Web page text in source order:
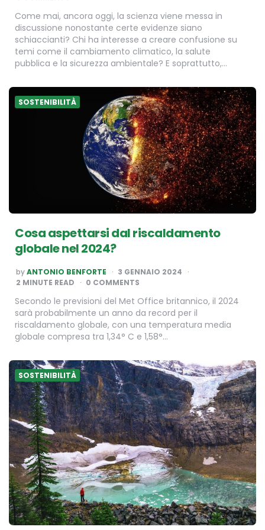
Come mai, ancora oggi, la scienza viene messa in
discussione nonostante certe evidenze siano
schiaccianti? Chi ha interesse a creare confusione su
temi come il cambiamento climatico, la salute
pubblica e la sicurezza ambientale? E soprattutto,…
SOSTENIBILITÀ
Cosa aspettarsi dal riscaldamento
globale nel 2024?
POSTED
BY
byANTONIO BENFORTE
3 GENNAIO 2024
2 MINUTE READ 0 COMMENTS
Secondo le previsioni del Met Office britannico, il 2024
sarà probabilmente un anno da record per il
riscaldamento globale, con una temperatura media
globale compresa tra 1,34° C e 1,58°…
SOSTENIBILITÀ